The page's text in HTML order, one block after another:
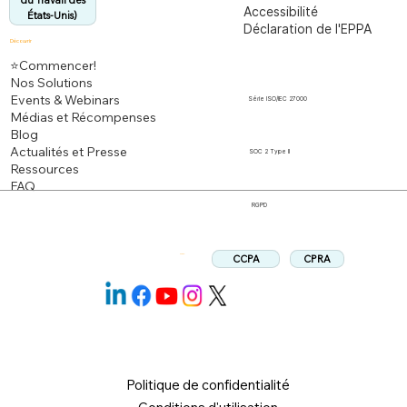
États-Unis)
Découvrir
⭐Commencer!
Nos Solutions
Events & Webinars
Médias et Récompenses
Blog
Actualités et Presse
Ressources
FAQ
Accessibilité
Déclaration de l'EPPA
Série ISO/IEC 27000
Politique de confidentialité
SOC 2 Type II
RGPD
CCPA CPRA